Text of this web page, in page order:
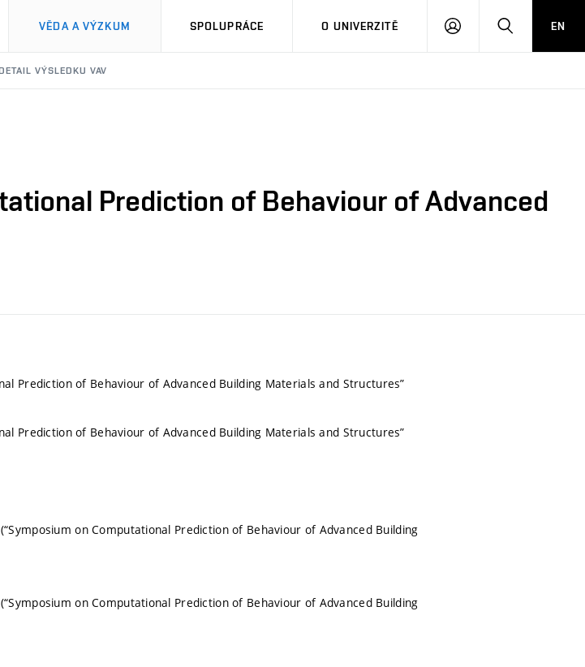
VĚDA A VÝZKUM SPOLUPRÁCE O UNIVERZITĚ
PŘIHLÁSIT HLEDATEN
VÝSLEDKU VAV
Prediction of Behaviour of Advanced
Prediction of Behaviour of Advanced Building Materials and Structures”
Prediction of Behaviour of Advanced Building Materials and Structures”
on Computational Prediction of Behaviour of Advanced Building
on Computational Prediction of Behaviour of Advanced Building